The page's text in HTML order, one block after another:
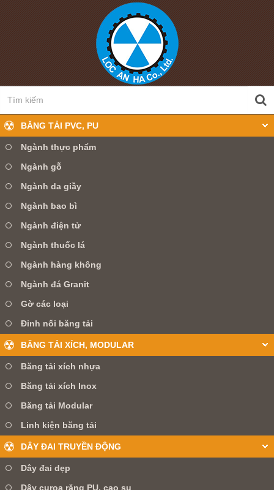
Hotline:
TRANG CHỦ
LIÊN HỆ
BĂNG TẢI PVC, PU
Ngành thực phẩm
Ngành gỗ
Ngành da giầy
Ngành bao bì
Ngành điện tử
Ngành thuốc lá
Ngành hàng không
Ngành đá Granit
Gờ các loại
Đinh nối băng tải
BĂNG TẢI XÍCH, MODULAR
Băng tải xích nhựa
Băng tải xích Inox
Băng tải Modular
Linh kiện băng tải
DÂY ĐAI TRUYỀN ĐỘNG
Dây đai dẹp
Dây curoa răng PU, cao su